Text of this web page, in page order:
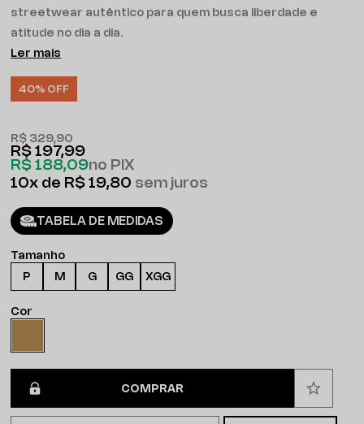
streetwear autêntico para quem busca liberdade e
atitude no dia a dia.
Ler mais
40% OFF
R$ 188,09no PIX
R$ 329,90
R$ 197,99
10x R$ 19,80 sem juros
TABELA DE MEDIDAS
Tamanho
P
M G GG XGG
Cor
COMPRAR